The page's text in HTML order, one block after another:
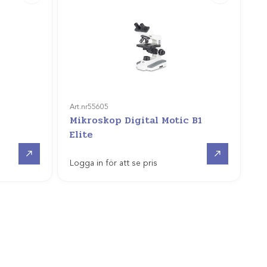
Art.nr55605
Mikroskop Digital Motic B1
Elite
Logga in för att se pris